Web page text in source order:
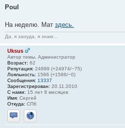
Poul
На неделю. Мат здесь.
Да, я зануда, я знаю...
Uksus
Автор темы, Администратор
Возраст: 62
Репутация: 24899 (+24974/−75)
Лояльность: 1586 (+1586/−0)
Сообщения: 13337
Зарегистрирован: 20.11.2010
С нами: 15 лет 8 месяцев
Имя: Сергей
Откуда: СПб
Отправить личное сообщение
Сайт